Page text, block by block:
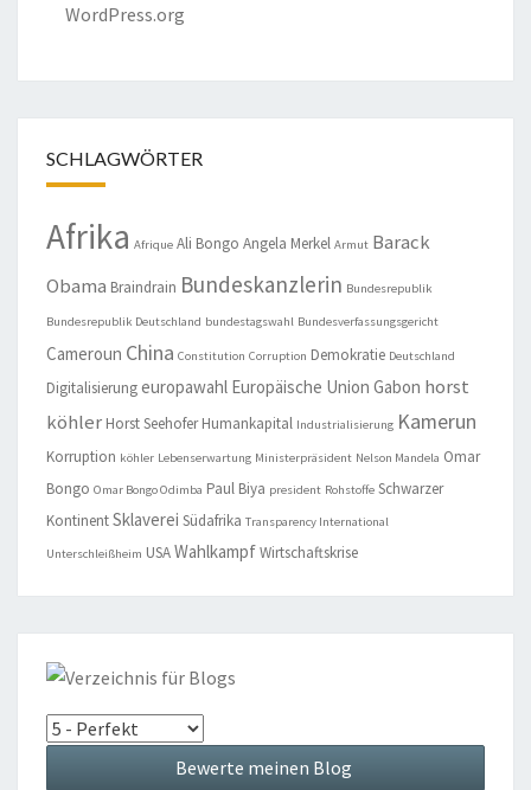
WordPress.org
SCHLAGWÖRTER
Afrika Afrique Ali Bongo Angela Merkel Armut Barack
Obama Braindrain Bundeskanzlerin Bundesrepublik
Bundesrepublik Deutschland bundestagswahl Bundesverfassungsgericht
Cameroun China Constitution Corruption Demokratie Deutschland
Digitalisierungeuropawahl Europäische Union Gabon horst
köhler Horst Seehofer Humankapital Industrialisierung Kamerun
Korruption köhler Lebenserwartung Ministerpräsident Nelson Mandela Omar
Bongo Omar Bongo Odimba Paul Biya president Rohstoffe Schwarzer
KontinentSklaverei Südafrika Transparency International
Unterschleißheim USAWahlkampfWirtschaftskrise